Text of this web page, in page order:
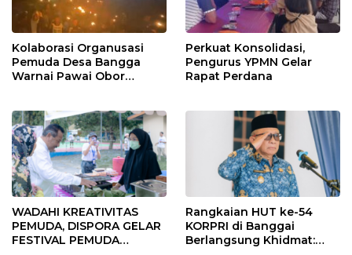
Kolaborasi Organusasi
Pemuda Desa Bangga
Warnai Pawai Obor
Perkuat Konsolidasi,
Pengurus YPMN Gelar
Rapat Perdana
WADAHI KREATIVITAS
PEMUDA, DISPORA GELAR
FESTIVAL PEMUDA
Rangkaian HUT ke-54
KORPRI di Banggai
Berlangsung Khidmat: